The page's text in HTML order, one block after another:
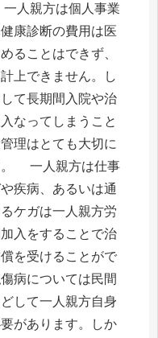
人親方は個人事業
康診断の費用は医
ることはできず、
上できません。し
て長期間入院や治
なってしまうこと
理はとても大切に
。 一人親方は仕事
疾病、あるいは通
ケガは一人親方労
入をすることで治
を受けることがで
病については民間
して一人親方自身
があります。しか